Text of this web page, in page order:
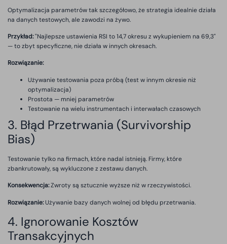
Optymalizacja parametrów tak szczegółowo, że strategia idealnie działa
na danych testowych, ale zawodzi na żywo.
Przykład:"Najlepsze ustawienia RSI to 14,7 okresu z wykupieniem na 69,3"
— to zbyt specyficzne, nie działa w innych okresach.
Rozwiązanie:
Używanie testowania poza próbą (test w innym okresie niż
optymalizacja)
Prostota — mniej parametrów
Testowanie na wielu instrumentach i interwałach czasowych
3. Błąd Przetrwania (Survivorship
Bias)
Testowanie tylko na firmach, które nadal istnieją. Firmy, które
zbankrutowały, są wykluczone z zestawu danych.
Konsekwencja:Zwroty są sztucznie wyższe niż w rzeczywistości.
Rozwiązanie:Używanie bazy danych wolnej od błędu przetrwania.
4. Ignorowanie Kosztów
Transakcyjnych